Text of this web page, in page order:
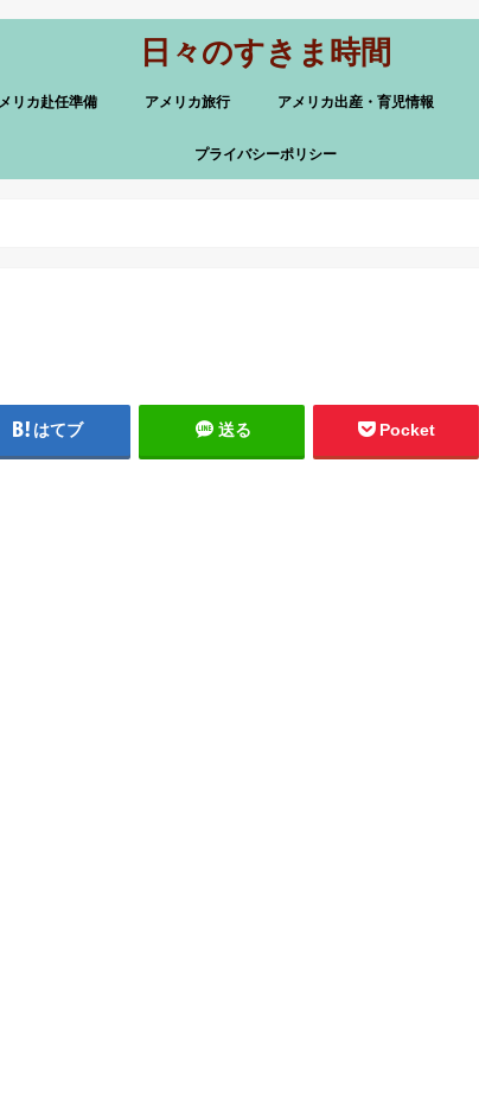
日々のすきま時間
リカ赴任準備 アメリカ旅行 アメリカ出産・育児情報
プライバシーポリシー
はてブ 送る Pocket